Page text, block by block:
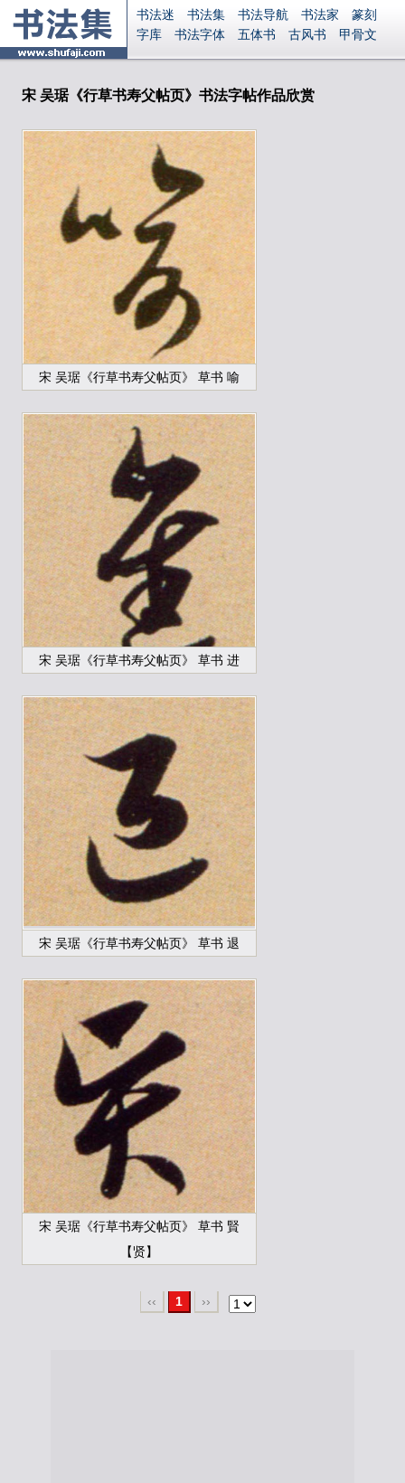
书法迷 书法集 书法导航 书法家
篆刻
字库
书法字体 五体书 古风书
甲骨文
集字
字形 大字 篆刻之家 字源
起名
识字 英语 印章
字体下载
免费字体
Ai矢量
P图宝 南无阿弥陀佛
安全网站
显广告
宋 吴琚《行草书寿父帖页》书法字帖作品欣赏
宋 吴琚《行草书寿父帖页》 草书 喻
宋 吴琚《行草书寿父帖页》 草书 进
宋 吴琚《行草书寿父帖页》 草书 退
宋 吴琚《行草书寿父帖页》 草书 賢
【贤】
‹‹ 1 ››